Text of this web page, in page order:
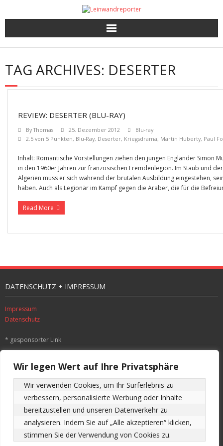
Wir legen Wert auf Ihre Privatsphäre
Wir verwenden Cookies, um Ihr Surferlebnis zu
verbessern, personalisierte Werbung oder Inhalte
bereitzustellen und unseren Datenverkehr zu
analysieren. Indem Sie auf „Alle akzeptieren“ klicken,
stimmen Sie der Verwendung von Cookies zu.
Kritiken
Filme und Serien nach Punkten
TAG ARCHIVES: DESERTER
REVIEW: DESERTER (BLU-RAY)
ByThomas 25. Dezember 2012
Blu-ray
2.5 von 5 Punkten, Blu-Ray, Deserter, Kriegsdrama, Martin Huberty, Paul
Inhalt: Romantische Vorstellungen ziehen den jungen Engländer Simon
in den 1960er Jahren zur französischen Fremdenlegion. Im Staub und
Algerien muss er sich während der brutalen Ausbildung eingestehen,
haben. Auch als Legionär im Kampf gegen die Araber, die für die
Read More
DATENSCHUTZ + IMPRESSUM
Impressum
Datenschutz
* gesponsorter Link
ALLE BEITRÄGE DER SEITE CHRONOLOGISCH
Beiträge